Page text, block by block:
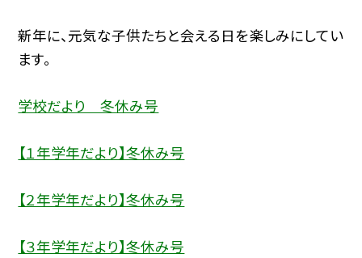
新年に、元気な子供たちと会える日を楽しみにしてい
ます。
学校だより 冬休み号
【１年学年だより】冬休み号
【２年学年だより】冬休み号
【３年学年だより】冬休み号